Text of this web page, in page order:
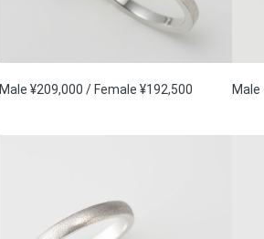
Male ¥209,000 / Female ¥192,500 Male